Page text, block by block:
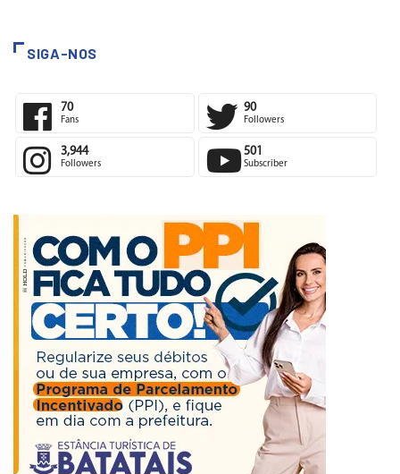
SIGA-NOS
70
Fans
90
Followers
3,944
Followers
501
Subscriber